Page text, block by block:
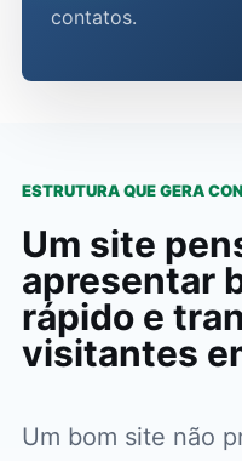
contatos.
ESTRUTURA QUE GERA
Um site
apresentar
rápido e
visitantes
Um bom site não